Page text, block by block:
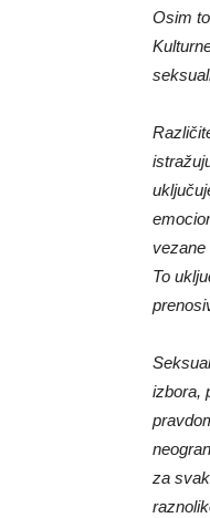
Osim
vezane
To
izbora,
za